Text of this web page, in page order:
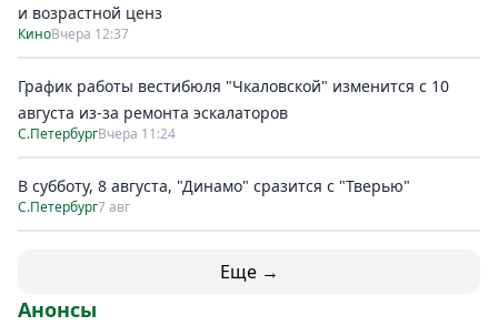
и возрастной ценз
КиноВчера 12:37
График работы вестибюля "Чкаловской" изменится с 10
августа из-за ремонта эскалаторов
С.ПетербургВчера 11:24
В субботу, 8 августа, "Динамо" сразится с "Тверью"
С.Петербург7 авг
Еще →
Анонсы